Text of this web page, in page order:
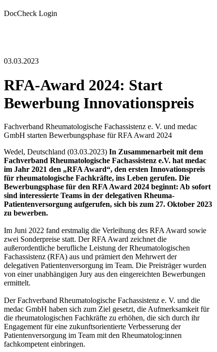
DocCheck Login
03.03.2023
RFA-Award 2024: Start
Bewerbung Innovationspreis
Fachverband Rheumatologische Fachassistenz e. V. und medac
GmbH starten Bewerbungsphase für RFA Award 2024
Wedel, Deutschland (03.03.2023) In Zusammenarbeit mit dem
Fachverband Rheumatologische Fachassistenz e.V. hat medac
im Jahr 2021 den „RFA Award“, den ersten Innovationspreis
für rheumatologische Fachkräfte, ins Leben gerufen. Die
Bewerbungsphase für den RFA Award 2024 beginnt: Ab sofort
sind interessierte Teams in der delegativen Rheuma-
Patientenversorgung aufgerufen, sich bis zum 27. Oktober 2023
zu bewerben.
Im Juni 2022 fand erstmalig die Verleihung des RFA Award sowie
zwei Sonderpreise statt. Der RFA Award zeichnet die
außerordentliche berufliche Leistung der Rheumatologischen
Fachassistenz (RFA) aus und prämiert den Mehrwert der
delegativen Patientenversorgung im Team. Die Preisträger wurden
von einer unabhängigen Jury aus den eingereichten Bewerbungen
ermittelt.
Der Fachverband Rheumatologische Fachassistenz e. V. und die
medac GmbH haben sich zum Ziel gesetzt, die Aufmerksamkeit für
die rheumatologischen Fachkräfte zu erhöhen, die sich durch ihr
Engagement für eine zukunftsorientierte Verbesserung der
Patientenversorgung im Team mit den Rheumatolog:innen
fachkompetent einbringen.